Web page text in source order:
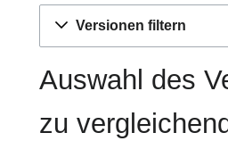
Versionen filtern
Auswahl des
zu